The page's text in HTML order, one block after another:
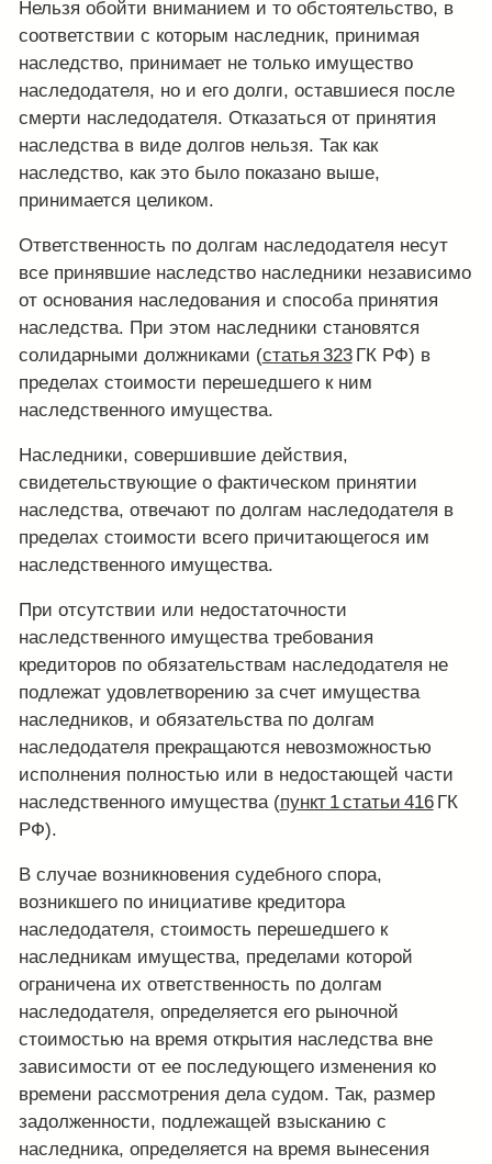
Нельзя обойти вниманием и то обстоятельство, в
соответствии с которым наследник, принимая
наследство, принимает не только имущество
наследодателя, но и его долги, оставшиеся после
смерти наследодателя. Отказаться от принятия
наследства в виде долгов нельзя. Так как
наследство, как это было показано выше,
принимается целиком.
Ответственность по долгам наследодателя несут
все принявшие наследство наследники независимо
от основания наследования и способа принятия
наследства. При этом наследники становятся
солидарными должниками (статья 323ГК РФ) в
пределах стоимости перешедшего к ним
наследственного имущества.
Наследники, совершившие действия,
свидетельствующие о фактическом принятии
наследства, отвечают по долгам наследодателя в
пределах стоимости всего причитающегося им
наследственного имущества.
При отсутствии или недостаточности
наследственного имущества требования
кредиторов по обязательствам наследодателя не
подлежат удовлетворению за счет имущества
наследников, и обязательства по долгам
наследодателя прекращаются невозможностью
исполнения полностью или в недостающей части
наследственного имущества (пункт 1 статьи 416ГК
РФ).
В случае возникновения судебного спора,
возникшего по инициативе кредитора
наследодателя, стоимость перешедшего к
наследникам имущества, пределами которой
ограничена их ответственность по долгам
наследодателя, определяется его рыночной
стоимостью на время открытия наследства вне
зависимости от ее последующего изменения ко
времени рассмотрения дела судом. Так, размер
задолженности, подлежащей взысканию с
наследника, определяется на время вынесения